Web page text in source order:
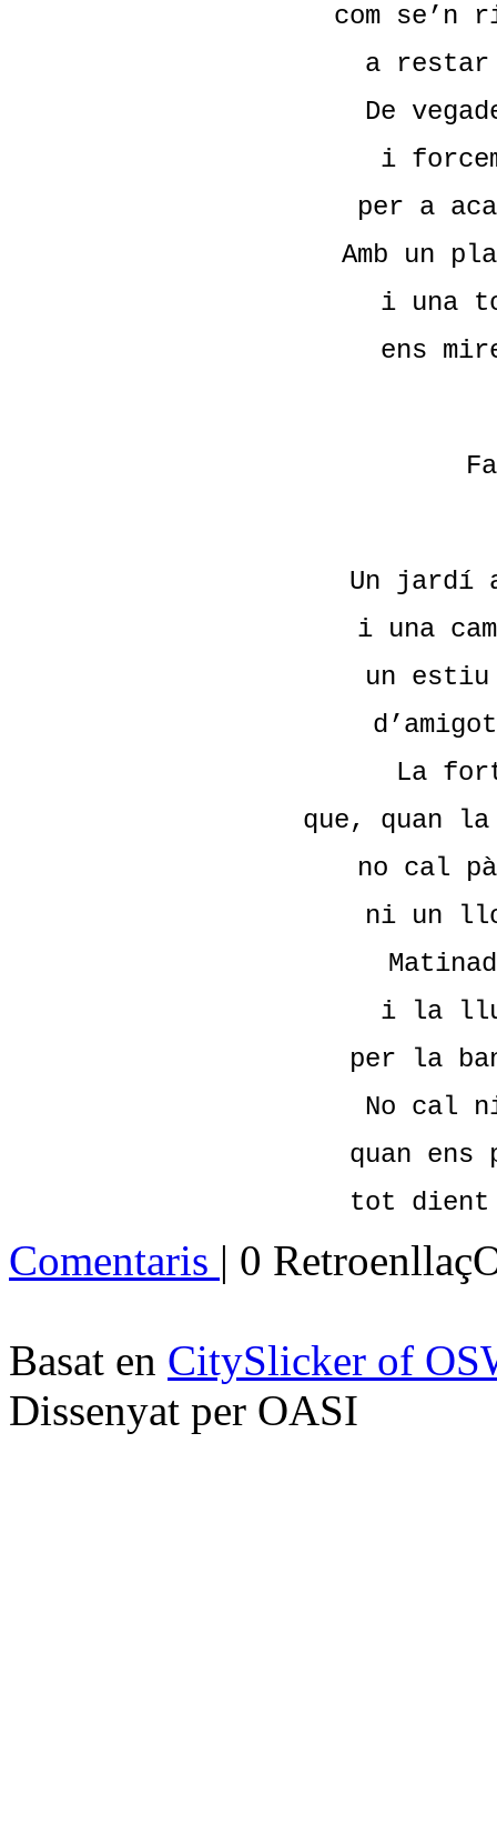
com se’n
a restar
De
i
per a
Amb un
i una
ens
Un jardí
i una
un estiu
La
que, quan
no cal
ni un
i la
per la
No cal
quan
tot dient
Comentaris | 0
Basat en CitySlicker of
Dissenyat per OASI